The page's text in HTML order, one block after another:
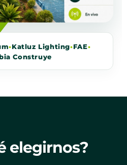
•Katluz Lighting•FAE•
Construye
elegirnos?